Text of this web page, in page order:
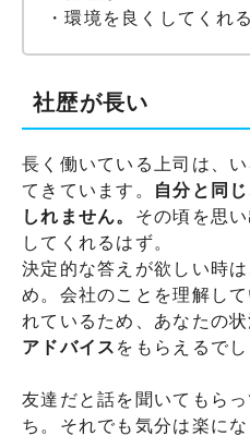
・環境を良くしてくれ
社歴が長い
長く働いている上司は、
てきています。
自分と同
しれません。 その頃を思
してくれるはず。
決定的な答えが欲しい時
め。会社のことを理解し
れているため、あなたの
アドバイス をもらえるでし
友達だと話を聞いてもら
ち。それでも気分は楽に